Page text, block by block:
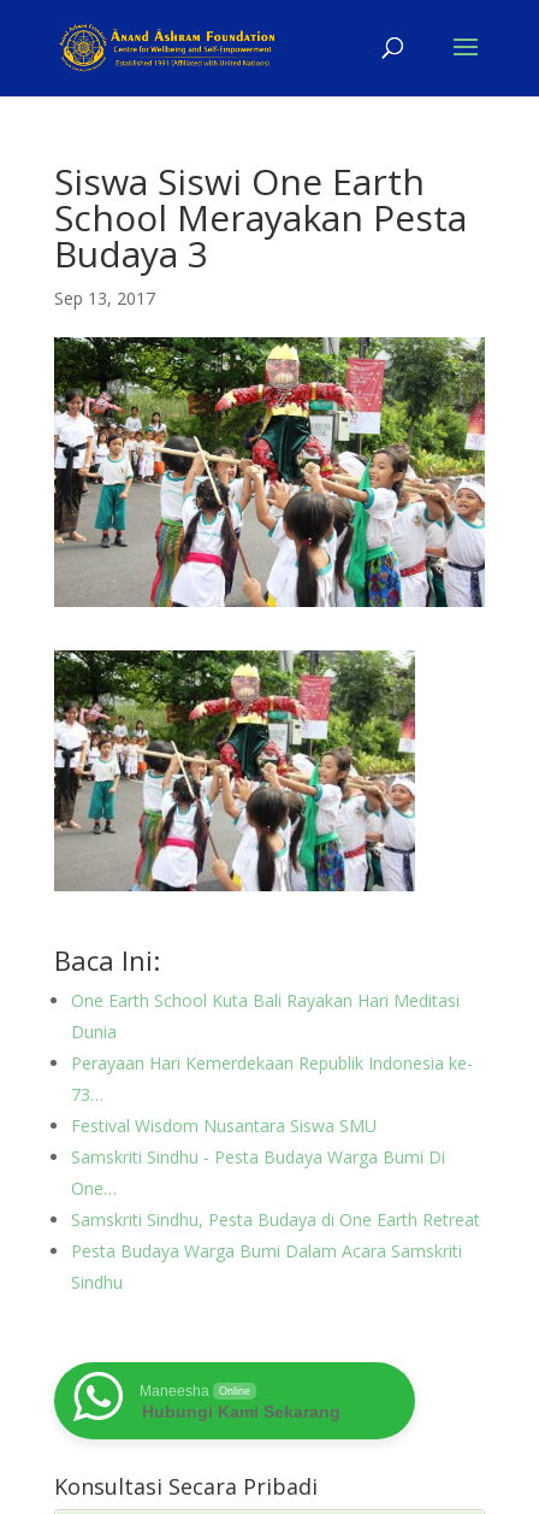
Siswa Siswi One Earth
School Merayakan Pesta
Budaya 3
Sep 13, 2017
Baca Ini:
One Earth School Kuta Bali Rayakan Hari Meditasi
Dunia
Perayaan Hari Kemerdekaan Republik Indonesia ke-
73…
Festival Wisdom Nusantara Siswa SMU
Samskriti Sindhu - Pesta Budaya Warga Bumi Di
One…
Samskriti Sindhu, Pesta Budaya di One Earth Retreat
Pesta Budaya Warga Bumi Dalam Acara Samskriti
Sindhu
Maneesha Online
Hubungi Kami Sekarang
Konsultasi Secara Pribadi